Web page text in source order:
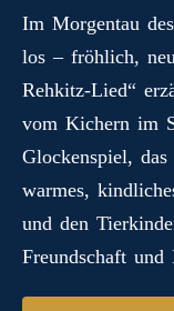
ok do
n
es
t
N
G
Im Morgentau
los – fröhlich,
Rehkitz‑Lied“
vom Kichern im
Glockenspiel,
warmes,
und den
Freundschaft und